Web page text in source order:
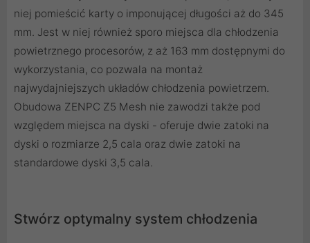
niej pomieścić karty o imponującej długości aż do 345
mm. Jest w niej również sporo miejsca dla chłodzenia
powietrznego procesorów, z aż 163 mm dostępnymi do
wykorzystania, co pozwala na montaż
najwydajniejszych układów chłodzenia powietrzem.
Obudowa ZENPC Z5 Mesh nie zawodzi także pod
względem miejsca na dyski - oferuje dwie zatoki na
dyski o rozmiarze 2,5 cala oraz dwie zatoki na
standardowe dyski 3,5 cala.
Stwórz optymalny system chłodzenia